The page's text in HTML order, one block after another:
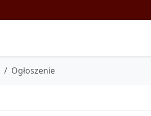
Ogłoszenie